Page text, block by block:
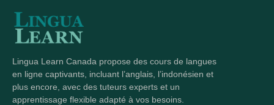
Lingua Learn Canada propose des cours de langues
en ligne captivants, incluant l’anglais, l’indonésien et
plus encore, avec des tuteurs experts et un
apprentissage flexible adapté à vos besoins.